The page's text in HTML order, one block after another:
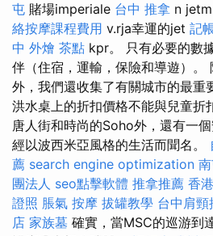
屯 賭場imperiale 台中 推拿 n jetm
絡按摩課程費用 v.rja幸運的jet 記
中 外燴 茶點 kpr。 只有必要的數
伴（住宿，運輸，保險和導遊）。
外，我們還收集了有關城市的最重
洪水桌上的折扣價格不能與兒童折
唐人街和時尚的Soho外，還有一
經以波西米亞風格的生活而聞名。
薦 search engine optimization
團法人 seo點擊軟體 推拿推薦 香
證照 脹氣 按摩 拔罐教學 台中肩頸
店 家族墓 確實，當MSC的巡游到